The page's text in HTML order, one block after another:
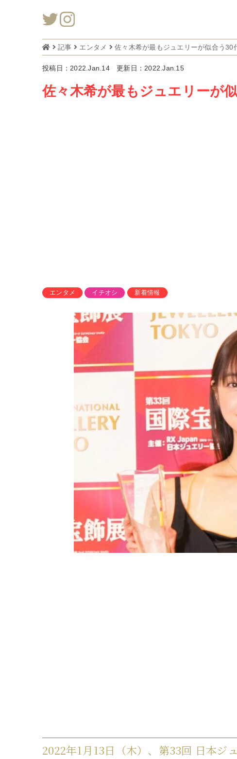
記事 エンタメ 佐々木希が最もジュエリーが似合う30
投稿日：2022.Jan.14 更新日：2022.Jan.15
佐々木希が最もジュエリーが
エンタメ イチオシ 新着情報
2022年1月13日（木）、第33回 日本ジ